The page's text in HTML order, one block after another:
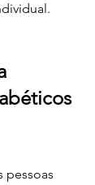
pessoas